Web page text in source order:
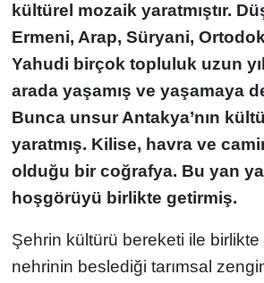
kültürel mozaik yaratmıştır.
Ermeni, Arap, Süryani,
Yahudi birçok topluluk uzun
arada yaşamış ve yaşamaya
Bunca unsur Antakya’nın
yaratmış. Kilise, havra ve
olduğu bir coğrafya. Bu yan
hoşgörüyü birlikte getirmiş.
Şehrin kültürü bereketi ile birlikte
nehrinin beslediği tarımsal